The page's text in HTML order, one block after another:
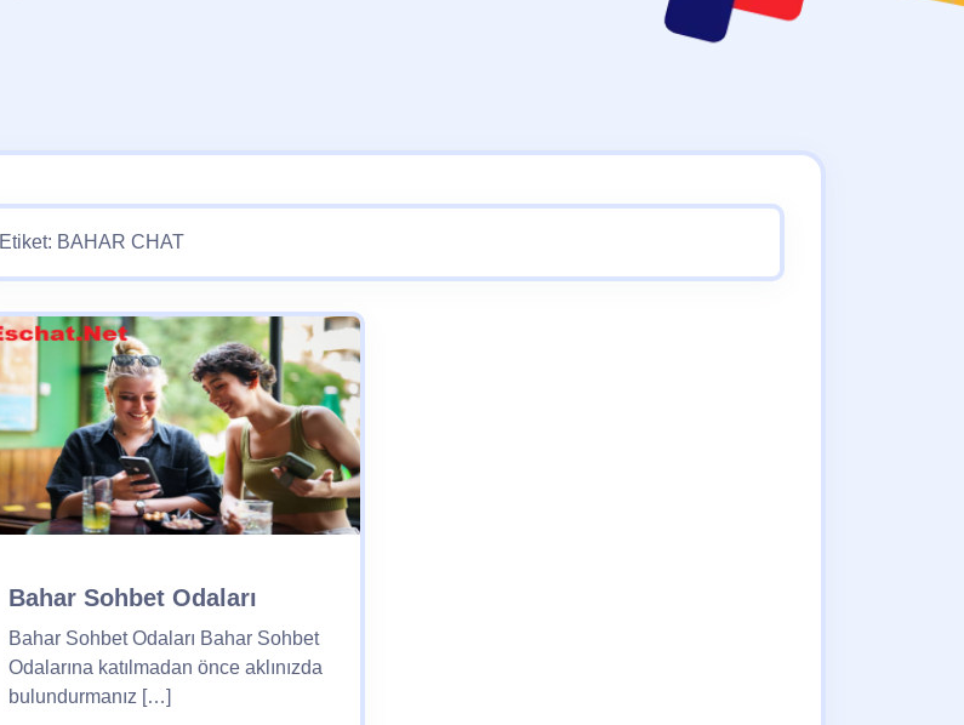
Etiket: BAHAR CHAT
Bahar Sohbet Odaları
Bahar Sohbet Odaları Bahar Sohbet
Odalarına katılmadan önce aklınızda
bulundurmanız […]